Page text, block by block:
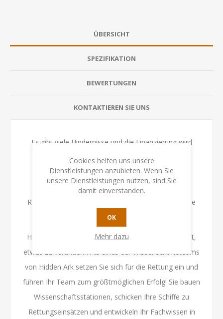
ÜBERSICHT
SPEZIFIKATION
BEWERTUNGEN
KONTAKTIEREN SIE UNS
Es gibt viele Hindernisse und die Finanzierung wird
schwierig sein. Gefragt sind Forschung und
Expertenwissen in verschiedenen Bereichen, eine
weltweite Infrastruktur und koordinierte
Rettungseinsätze auf den riesigen Ozeanen. Sind Sie
bereit für die Aufgabe?
Hidden Ark ist ein Brettspiel, bei dem es darum geht,
etwas zu verändern! Als eines der Wissenschaftsteams
von Hidden Ark setzen Sie sich für die Rettung ein und
führen Ihr Team zum größtmöglichen Erfolg! Sie bauen
Wissenschaftsstationen, schicken Ihre Schiffe zu
Rettungseinsätzen und entwickeln Ihr Fachwissen in
Cookies helfen uns unsere
Dienstleistungen anzubieten. Wenn Sie
unsere Dienstleistungen nutzen, sind Sie
damit einverstanden.
OK
Mehr dazu